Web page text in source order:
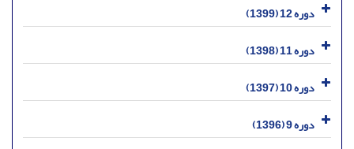
دوره 12 (1399)
دوره 11 (1398)
دوره 10 (1397)
دوره 9 (1396)